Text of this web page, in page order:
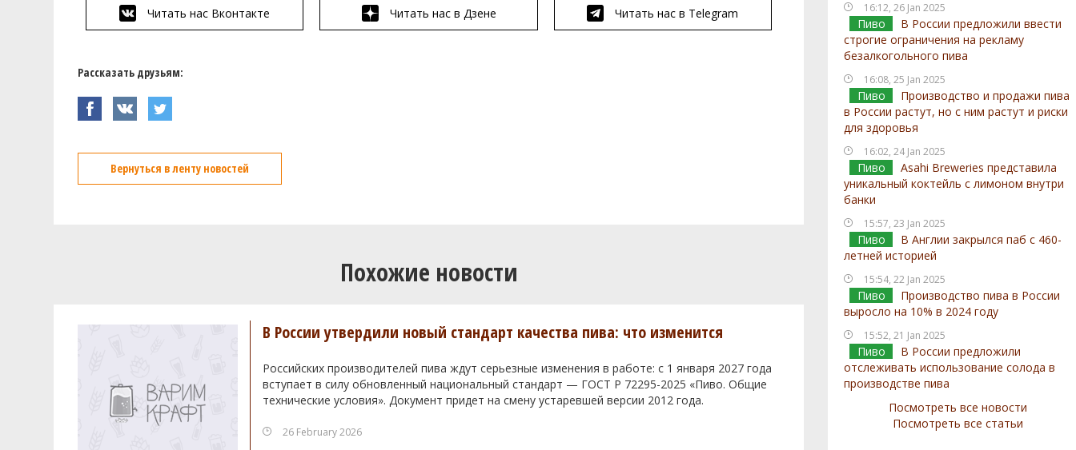
16:12, 26 Jan 2025
Пиво
В России предложили ввести
строгие ограничения на рекламу
безалкогольного пива
16:08, 25 Jan 2025
Пиво
Производство и продажи пива
в России растут, но с ним растут и риски
для здоровья
16:02, 24 Jan 2025
Пиво
Asahi Breweries представила
уникальный коктейль с лимоном внутри
банки
15:57, 23 Jan 2025
Пиво
В Англии закрылся паб с 460-
летней историей
15:54, 22 Jan 2025
Пиво
Производство пива в России
выросло на 10% в 2024 году
15:52, 21 Jan 2025
Пиво
В России предложили
отслеживать использование солода в
производстве пива
Посмотреть все новости
Посмотреть все статьи
Читать нас Вконтакте Читать нас в Дзене Читать нас в Telegram
Рассказать друзьям:
Вернуться в ленту новостей
Похожие новости
В России утвердили новый стандарт качества пива: что изменится
Российских производителей пива ждут серьезные изменения в работе: с 1 января 2027 года
вступает в силу обновленный национальный стандарт — ГОСТ Р 72295-2025 «Пиво. Общие
технические условия». Документ придет на смену устаревшей версии 2012 года.
26 February 2026